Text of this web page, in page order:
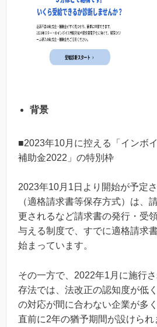
背景
■2023年10月に控える「インボ
補助金2022」の特別枠
2023年10月1日より開始が予定
（適格請求書等保存方式）は、
更されるなど請求書の発行・受
与える制度で、すでに適格請求
始まっています。
その一方で、2022年1月に施行
存法では、法改正の認知度が低
の対応が間に合わない企業が多
直前に2年の猶予期間が設けられ